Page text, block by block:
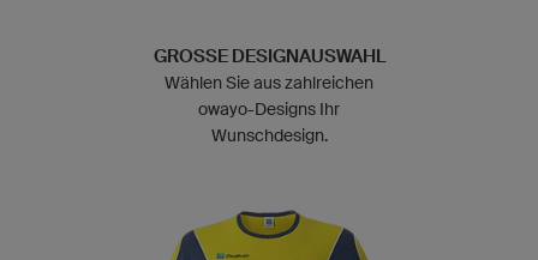
GROSSE DESIGNAUSWAHL
Wählen Sie aus zahlreichen
owayo-Designs Ihr
Wunschdesign.